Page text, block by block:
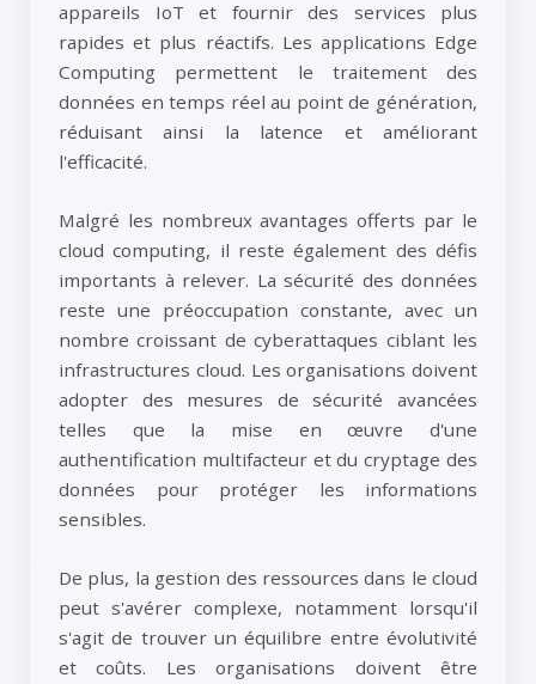
appareils IoT et fournir des services plus
rapides et plus réactifs. Les applications Edge
Computing permettent le traitement des
données en temps réel au point de génération,
réduisant ainsi la latence et améliorant
l'efficacité.
Malgré les nombreux avantages offerts par le
cloud computing, il reste également des défis
importants à relever. La sécurité des données
reste une préoccupation constante, avec un
nombre croissant de cyberattaques ciblant les
infrastructures cloud. Les organisations doivent
adopter des mesures de sécurité avancées
telles que la mise en œuvre d'une
authentification multifacteur et du cryptage des
données pour protéger les informations
sensibles.
De plus, la gestion des ressources dans le cloud
peut s'avérer complexe, notamment lorsqu'il
s'agit de trouver un équilibre entre évolutivité
et coûts. Les organisations doivent être